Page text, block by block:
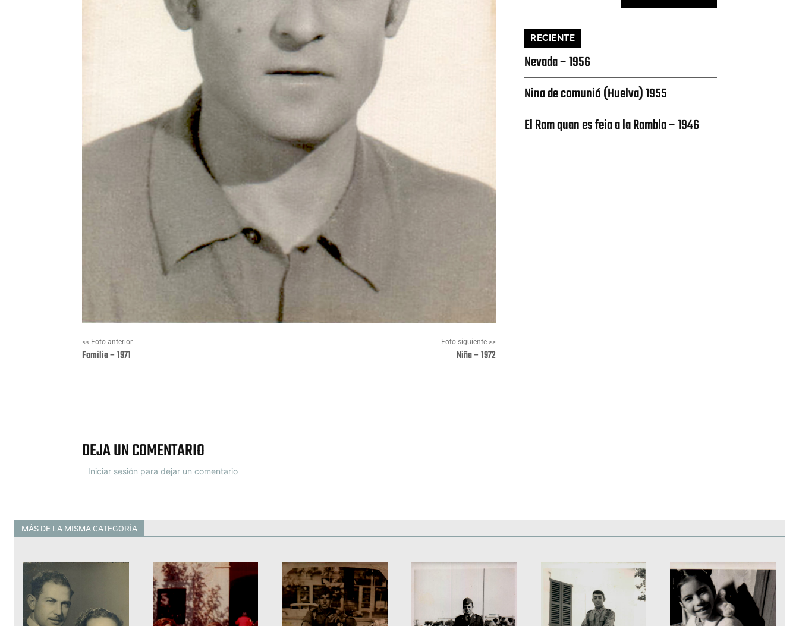
<< Foto anterior
Familia – 1971
Foto siguiente >>
Niña – 1972
DEJA UN COMENTARIO
Iniciar sesión para dejar un comentario
RECIENTE
Nevada – 1956
Nina de comunió (Huelva) 1955
El Ram quan es feia a la Rambla – 1946
MÁS DE LA MISMA CATEGORÍA